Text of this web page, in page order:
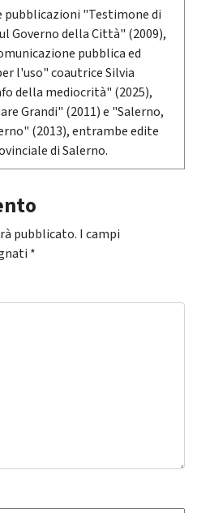
pubblicazioni "Testimone di
Governo della Città" (2009),
pubblica ed
l'uso" coautrice Silvia
della mediocrità" (2025),
Grandi" (2011) e "Salerno,
(2013), entrambe edite
di Salerno.
pubblicato. I campi
*